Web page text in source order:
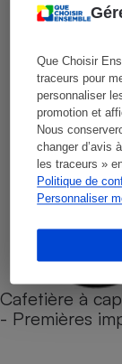
Que Choisir
traceurs pour
personnaliser
promotion et
Nous
changer d’avis
les traceurs »
Politique de
Personnaliser
Cafetière à
- Premières